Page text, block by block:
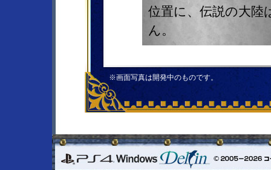
位置に、伝説の大陸
ん。
※画面写真は開発中のものです。